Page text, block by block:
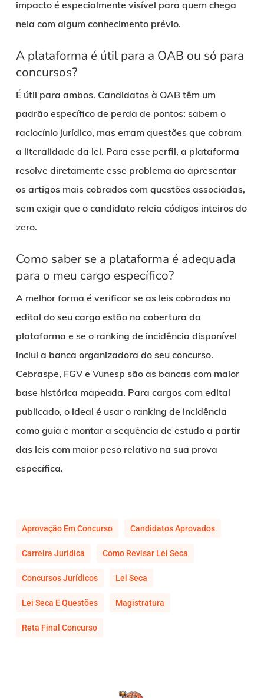
impacto é especialmente visível para quem chega
nela com algum conhecimento prévio.
A plataforma é útil para a OAB ou só para
concursos?
É útil para ambos. Candidatos à OAB têm um
padrão específico de perda de pontos: sabem o
raciocínio jurídico, mas erram questões que cobram
a literalidade da lei. Para esse perfil, a plataforma
resolve diretamente esse problema ao apresentar
os artigos mais cobrados com questões associadas,
sem exigir que o candidato releia códigos inteiros do
zero.
Como saber se a plataforma é adequada
para o meu cargo específico?
A melhor forma é verificar se as leis cobradas no
edital do seu cargo estão na cobertura da
plataforma e se o ranking de incidência disponível
inclui a banca organizadora do seu concurso.
Cebraspe, FGV e Vunesp são as bancas com maior
base histórica mapeada. Para cargos com edital
publicado, o ideal é usar o ranking de incidência
como guia e montar a sequência de estudo a partir
das leis com maior peso relativo na sua prova
específica.
Aprovação Em Concurso Candidatos Aprovados
Carreira Jurídica Como Revisar Lei Seca
Concursos Jurídicos Lei Seca
Lei Seca E Questões Magistratura
Reta Final Concurso